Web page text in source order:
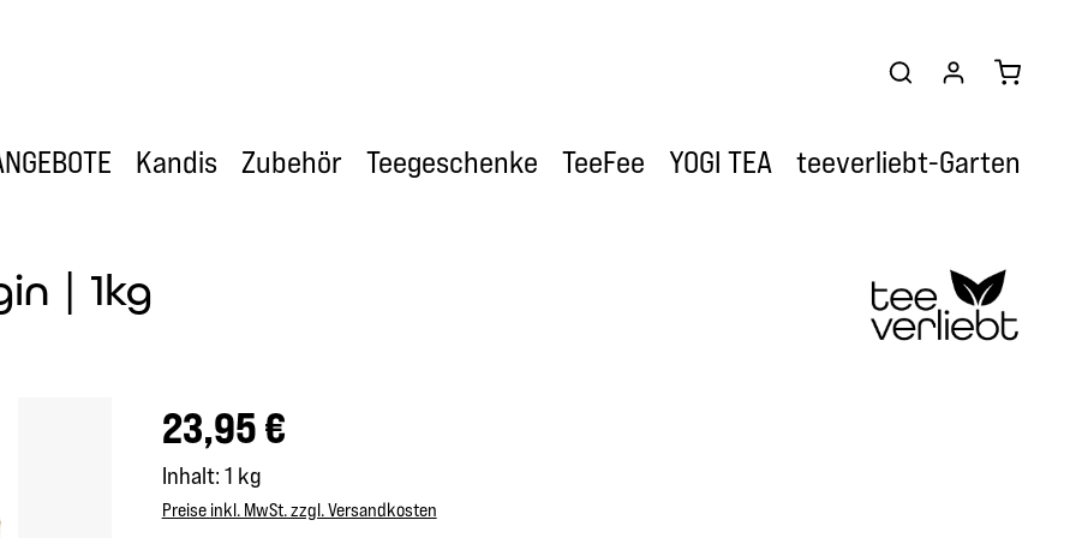
Kandis Zubehör Teegeschenke TeeFee YOGI TEA teeverliebt-Garten
| 1kg
Regulärer Preis:
23,95 €
Inhalt: 1 kg
Preise inkl. MwSt. zzgl. Versandkosten